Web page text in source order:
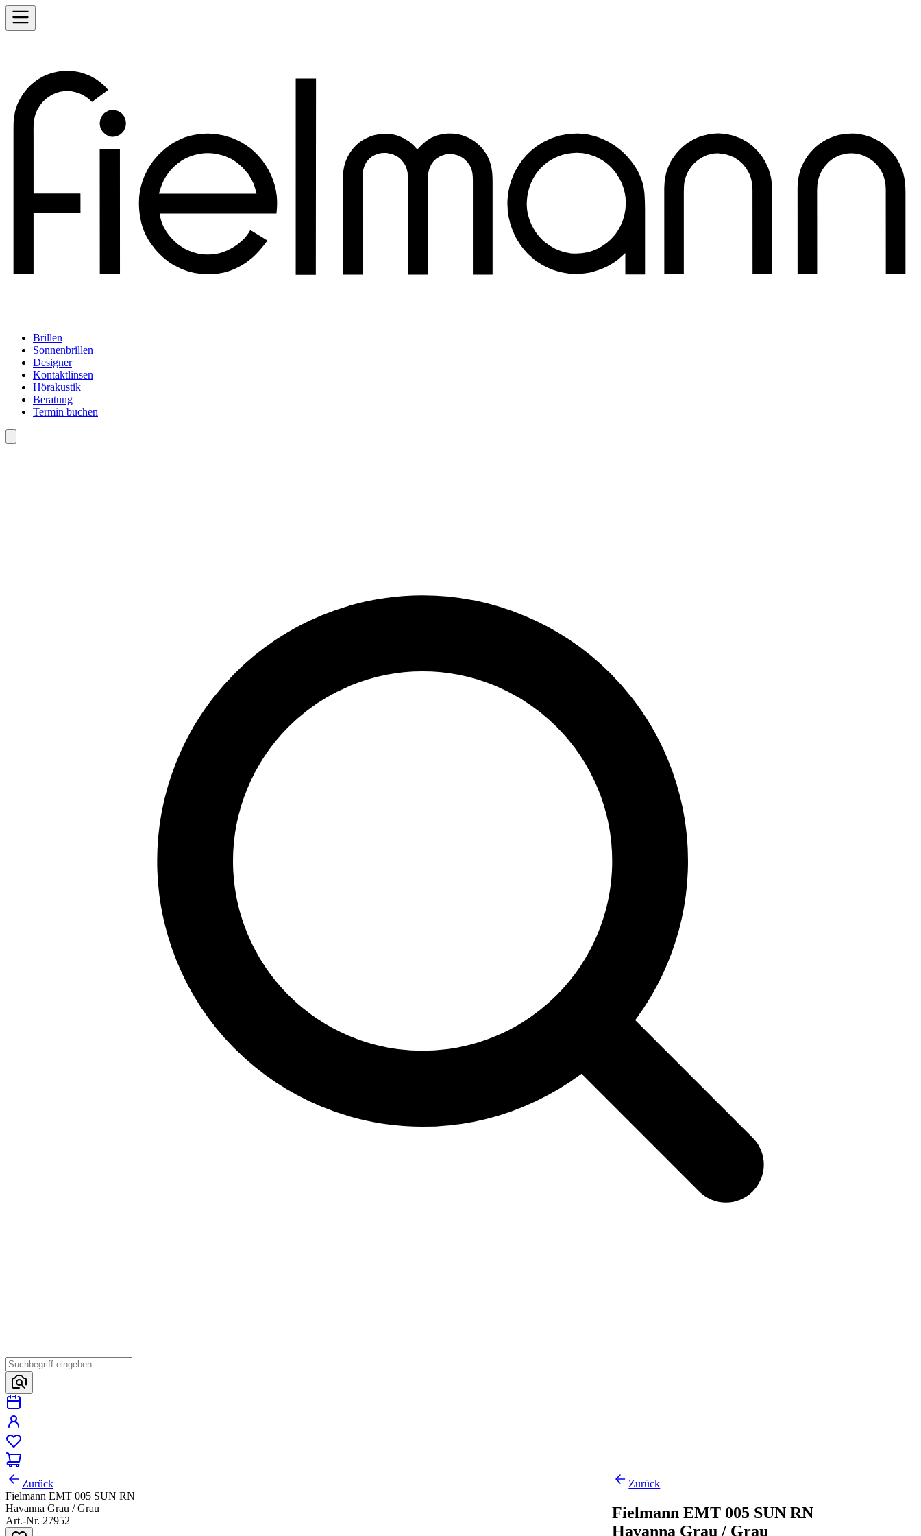
Brillen
Sonnenbrillen
Designer
Kontaktlinsen
Hörakustik
Beratung
Termin buchen
Zurück
Fielmann EMT 005 SUN RN
Havanna Grau / Grau
Art.-Nr. 27952
Zurück
Fielmann EMT 005 SUN RN
Havanna Grau / Grau